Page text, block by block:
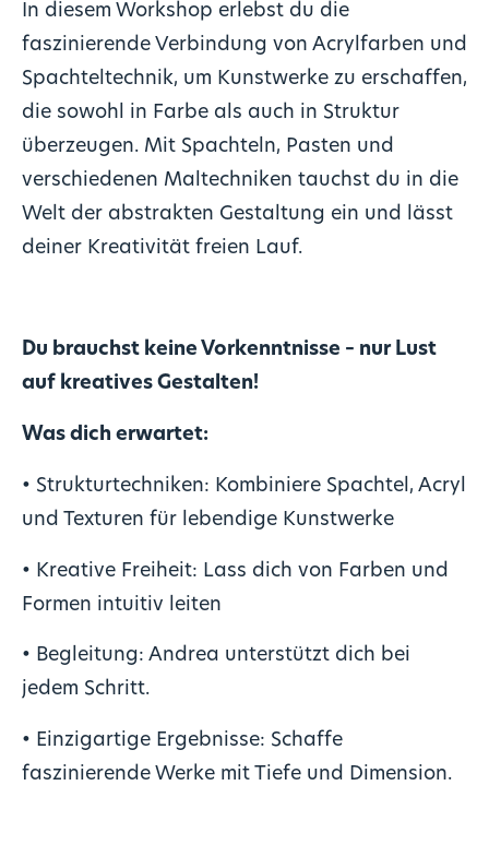
In diesem Workshop erlebst du die
faszinierende Verbindung von Acrylfarben und
Spachteltechnik, um Kunstwerke zu erschaffen,
die sowohl in Farbe als auch in Struktur
überzeugen. Mit Spachteln, Pasten und
verschiedenen Maltechniken tauchst du in die
Welt der abstrakten Gestaltung ein und lässt
deiner Kreativität freien Lauf.
Du brauchst keine Vorkenntnisse – nur Lust
auf kreatives Gestalten!
Was dich erwartet:
• Strukturtechniken: Kombiniere Spachtel, Acryl
und Texturen für lebendige Kunstwerke
• Kreative Freiheit: Lass dich von Farben und
Formen intuitiv leiten
• Begleitung: Andrea unterstützt dich bei
jedem Schritt.
• Einzigartige Ergebnisse: Schaffe
faszinierende Werke mit Tiefe und Dimension.